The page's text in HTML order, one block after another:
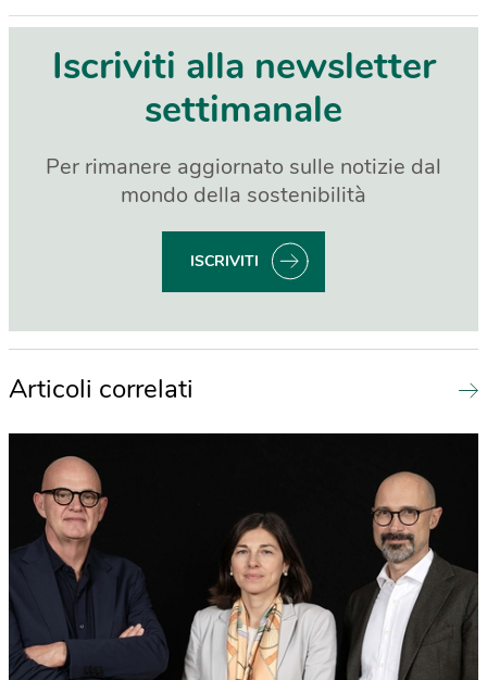
Iscriviti alla newsletter
settimanale
Per rimanere aggiornato sulle notizie dal
mondo della sostenibilità
ISCRIVITI
Articoli correlati